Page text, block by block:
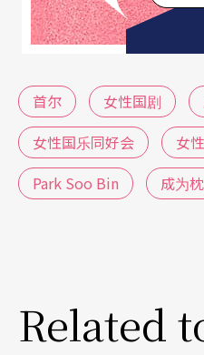
首尔 女性国剧
女性国乐同好会
女
Park Soo Bin
成为
Related